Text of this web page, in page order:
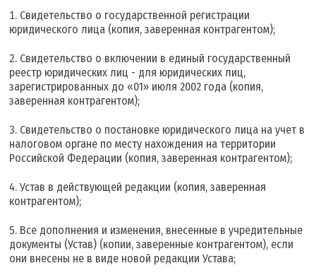
Свидетельство о государственной регистрации
юридического лица (копия, заверенная контрагентом);
Свидетельство о включении в единый государственный
реестр юридических лиц - для юридических лиц,
зарегистрированных до «01» июля 2002 года (копия,
заверенная контрагентом);
Свидетельство о постановке юридического лица на учет в
налоговом органе по месту нахождения на территории
Российской Федерации (копия, заверенная контрагентом);
Устав в действующей редакции (копия, заверенная
контрагентом);
Все дополнения и изменения, внесенные в учредительные
документы (Устав) (копии, заверенные контрагентом), если
они внесены не в виде новой редакции Устава;